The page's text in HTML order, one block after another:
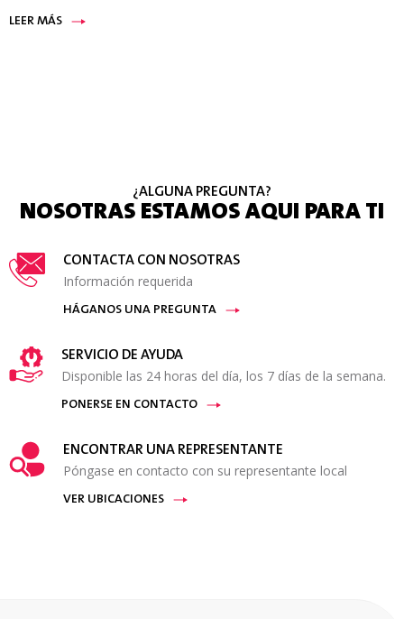
LEER MÁS
¿ALGUNA PREGUNTA?
NOSOTRAS ESTAMOS AQUI PARA TI
CONTACTA CON NOSOTRAS
Información requerida
HÁGANOS UNA PREGUNTA
SERVICIO DE AYUDA
Disponible las 24 horas del día, los 7 días de la semana.
PONERSE EN CONTACTO
ENCONTRAR UNA REPRESENTANTE
Póngase en contacto con su representante local
VER UBICACIONES